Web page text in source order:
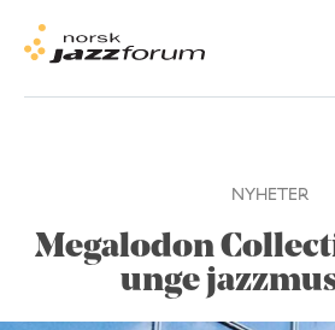
NYHETER
Megalodon
unge